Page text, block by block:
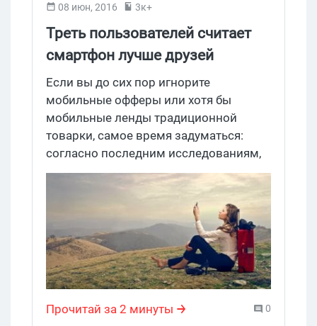
08 июн, 2016 3к+
Треть пользователей считает
смартфон лучше друзей
Если вы до сих пор игнорите
мобильные офферы или хотя бы
мобильные ленды традиционной
товарки, самое время задуматься:
согласно последним исследованиям,
37% пользователей ценят
собственный смартфон больше, чем
друзей, 29% ставит его на один
уровень с родителями, а 21% и вовсе
приравняли его к возлюбленным. Есть
и крайние случаи: 17% признались, что
телефон им ближе людей. #дожили,
Прочитай за 2 минуты
0